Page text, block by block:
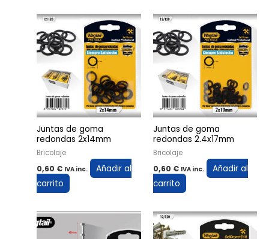
Juntas de goma
redondas 2x14mm
Bricolaje
0,60 € IVA inc.
Añadir al
carrito
Juntas de goma
redondas 2.4x17mm
Bricolaje
0,60 € IVA inc.
Añadir al
carrito